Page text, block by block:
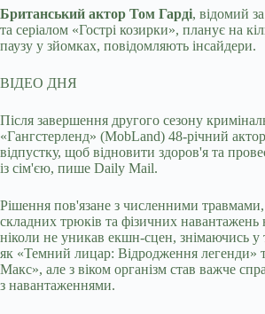
Британський актор Том Гарді, відомий
та серіалом «Гострі козирки», планує на
паузу у зйомках, повідомляють інсайдери.
ВІДЕО ДНЯ
Після завершення другого сезону
«Гангстерленд» (MobLand) 48-річний
відпустку, щоб відновити здоров'я та
із сім'єю, пише Daily Mail.
Рішення пов'язане з численними
складних трюків та фізичних навантажень
ніколи не уникав екшн-сцен, знімаючись у
як «Темний лицар: Відродження легенди»
Макс», але з віком організм став важче
з навантаженнями.